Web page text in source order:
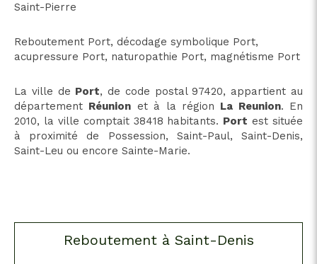
Saint-Pierre
Reboutement Port, décodage symbolique Port,
acupressure Port, naturopathie Port, magnétisme Port
La ville de Port, de code postal 97420, appartient au
département Réunion et à la région La Reunion. En
2010, la ville comptait 38418 habitants. Port est située
à proximité de Possession, Saint-Paul, Saint-Denis,
Saint-Leu ou encore Sainte-Marie.
Reboutement à Saint-Denis